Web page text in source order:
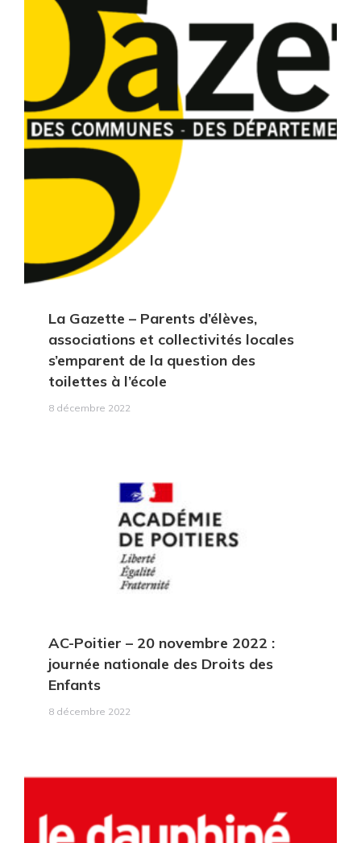
La Gazette – Parents d’élèves,
associations et collectivités locales
s’emparent de la question des
toilettes à l’école
8 décembre 2022
AC-Poitier – 20 novembre 2022 :
journée nationale des Droits des
Enfants
8 décembre 2022